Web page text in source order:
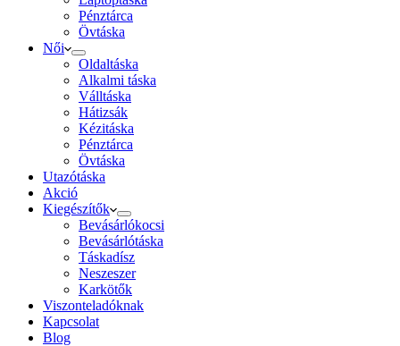
Pénztárca
Övtáska
Női
Oldaltáska
Alkalmi táska
Válltáska
Hátizsák
Kézitáska
Pénztárca
Övtáska
Utazótáska
Akció
Kiegészítők
Bevásárlókocsi
Bevásárlótáska
Táskadísz
Neszeszer
Karkötők
Viszonteladóknak
Kapcsolat
Blog